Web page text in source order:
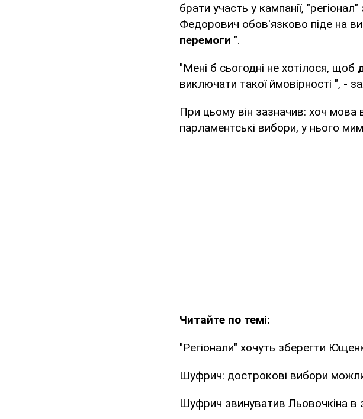
брати участь у кампанії,
Федорович обов'язково піде на
перемоги ".
"Мені б сьогодні не хотілося, щоб
виключати такої ймовірності ", -
При цьому він зазначив: хоч мова
парламентські вибори, у нього
Читайте по темі:
"Регіонали" хочуть зберегти
Шуфрич: дострокові вибори
Шуфрич звинуватив Льовочкіна в